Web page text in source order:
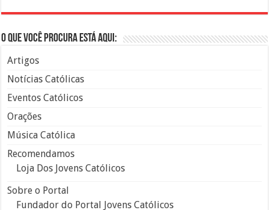
O que você procura está aqui:
Artigos
Notícias Católicas
Eventos Católicos
Orações
Música Católica
Recomendamos
Loja Dos Jovens Católicos
Sobre o Portal
Fundador do Portal Jovens Católicos